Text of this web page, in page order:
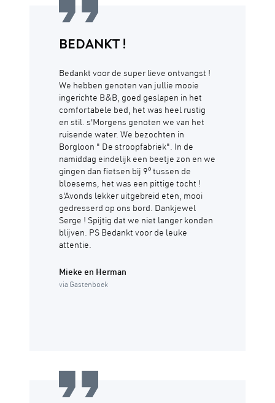
BEDANKT !
Bedankt voor de super lieve ontvangst !
We hebben genoten van jullie mooie
ingerichte B&B, goed geslapen in het
comfortabele bed, het was heel rustig
en stil. s'Morgens genoten we van het
ruisende water. We bezochten in
Borgloon " De stroopfabriek". In de
namiddag eindelijk een beetje zon en we
gingen dan fietsen bij 9° tussen de
bloesems, het was een pittige tocht !
s'Avonds lekker uitgebreid eten, mooi
gedresserd op ons bord. Dankjewel
Serge ! Spijtig dat we niet langer konden
blijven. PS Bedankt voor de leuke
attentie.
Mieke en Herman
via Gastenboek